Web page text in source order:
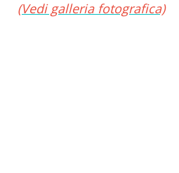
(Vedi galleria fotografica)